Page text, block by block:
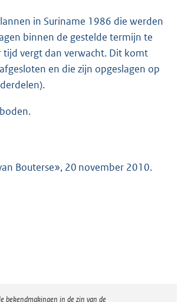
in Suriname 1986 die werden
binnen de gestelde termijn te
vergt dan verwacht. Dit komt
en die zijn opgeslagen op
Bouterse», 20 november 2010.
bekendmakingen in de zin van de